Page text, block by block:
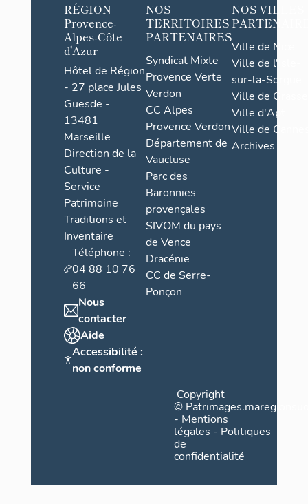
RÉGION
Provence-
Alpes-Côte
d'Azur
Hôtel de Région
- 27 place Jules
Guesde -
13481
Marseille
Direction de la
Culture -
Service
Patrimoine
Traditions et
Inventaire
Téléphone :
04 88 10 76
66
Nous
contacter
Aide
Accessibilité :
non conforme
NOS
TERRITOIRES
PARTENAIRES
Syndicat Mixte
Provence Verte
Verdon
CC Alpes
Provence Verdon
Département de
Vaucluse
Parc des
Baronnies
provençales
SIVOM du pays
de Vence
Dracénie
CC de Serre-
Ponçon
NOS VILLES
Ville de Nice
Ville de l'Isle-
sur-la-Sorgue
Ville de Grasse
Ville d'Apt
Ville de
Archives
Copyright
©
- Mentions
légales - Politiques
de
confidentialité